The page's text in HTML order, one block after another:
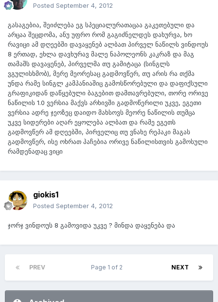
Posted September 4, 2012
გასაგებია, შეიძლება ეგ სპეციალურათაცაა გაკეთებული და
არცაა შეცდომა, ანუ უფრო რომ გაგიძნელდეს დახურვა, ხო
რავიცი ამ დღეებში დავაყენებ ალბათ პირველ ნაწილს ვინდოუს
8 ერთად, ეხლა დავხურავ მალე ნაპოლეონს კაკრაზ და მაგ
თამაშს დავაყენებ, პირველმა თუ გამიტაცა (სინგლს
ვგულისხმობ), მერე მეორესაც გადმოვწერ, თუ არის რა თქმა
უნდა რამე სინგლ კამპანიაშიც გამოსწორებული და დაფიქსული
გრაფიკიდან დაწყებული ბაგებით დამთავრებული, თორე ორივე
ნაწილის 1.0 ვერსია მაქვს არხივში გადმოწერილი უკვე, ეგეთი
ვერსია ადრე ჯეოზეც დაიდო მახსოვს მეორე ნაწილის თუმცა
უკვე სიდერები აღარ ეყოლება ალბათ და რამე ეგეთს
გადმოვწერ ამ დღეებში, პირველიც თუ ვნახე რეპაკი მაგას
გადმოვწერ, ისე ოხრათ პაჩებია ორივე ნაწილისთვის გამოსული
რამდენადაც ვიცი
giokis1
Posted September 4, 2012
ჯორჯ ვინდოუს 8 გამოვიდა უკვე ? მინდა დაყენება და
PREV NEXT
Page 1 of 2